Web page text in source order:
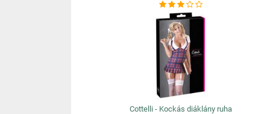
Cottelli - Kockás diáklány ruha